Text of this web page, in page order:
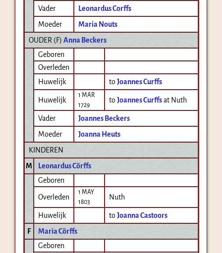
Vader
Leonardus Corffs
Moeder
Maria Nouts
OUDER (F) Anna Beckers
Geboren
Overleden
Huwelijk
toJoannes Curffs
Huwelijk
1 MAR
1729
toJoannes Curffs at Nuth
Vader
Joannes Beckers
Moeder
Joanna Heuts
KINDEREN
M
Leonardus Cörffs
Geboren
Overleden
1 MAY
1803
Nuth
Huwelijk toJoanna Castoors
F
Maria Cörffs
Geboren